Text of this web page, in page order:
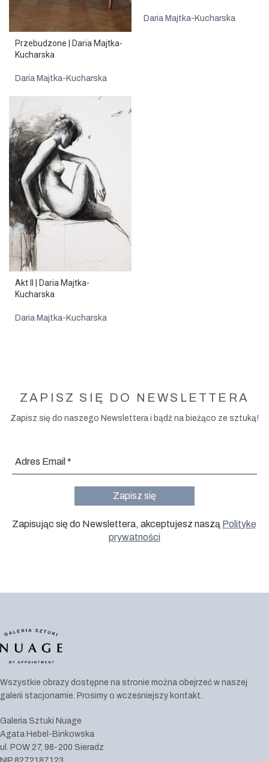
Przebudzone | Daria Majtka-
Kucharska
Daria Majtka-Kucharska
Daria Majtka-Kucharska
Akt II | Daria Majtka-
Kucharska
Daria Majtka-Kucharska
ZAPISZ SIĘ DO NEWSLETTERA
Zapisz się do naszego Newslettera i bądź na bieżąco ze sztuką!
Zapisując się do Newslettera, akceptujesz naszą Politykę
prywatności
Wszystkie obrazy dostępne na stronie można obejrzeć w naszej
galerii stacjonarnie. Prosimy o wcześniejszy kontakt.
Galeria Sztuki Nuage
Agata Hebel-Binkowska
ul. POW 27, 98-200 Sieradz